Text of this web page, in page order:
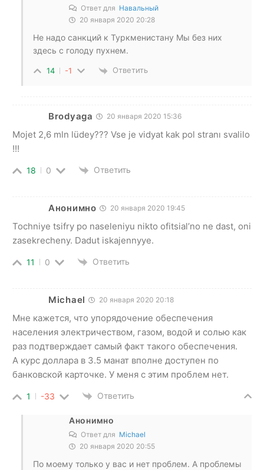
Ответ для Навальный
20 января 2020 20:28
Не надо санкций к Туркменистану Мы без них
здесь с голоду пухнем.
14 -1 Ответить
Brodyaga 20 января 2020 15:36
Mojet 2,6 mln lüdey??? Vse je vidyat kak pol stranı svalilo
!!!
18 0 Ответить
Анонимно 20 января 2020 19:45
Tochniye tsifry po naseleniyu nikto ofitsial’no ne dast, oni
zasekrecheny. Dadut iskajennyye.
11 0 Ответить
Michael 20 января 2020 20:18
Мне кажется, что упорядочение обеспечения
населения электричеством, газом, водой и солью как
раз подтверждает самый факт такого обеспечения.
А курс доллара в 3.5 манат вполне доступен по
банковской карточке. У меня с этим проблем нет.
1 -33 Ответить
Анонимно
Ответ для Michael
20 января 2020 20:55
По моему только у вас и нет проблем. А проблемы